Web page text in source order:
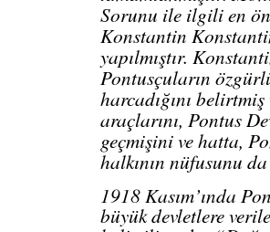
Sorunu ile ilgili en
Konstantin
yapılmıştır.
Pontusçuların
harcadığını
araçlarını, Pontus
geçmişini ve hatta,
halkının nüfusunu
1918 Kasım’ında
büyük devletlere